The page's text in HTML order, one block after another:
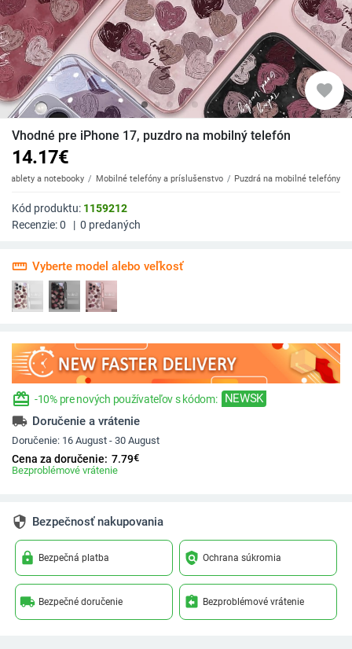
favorite
Vhodné pre iPhone 17, puzdro na mobilný telefón
14.17€
tablety a notebooky Mobilné telefóny a príslušenstvo Puzdrá na mobilné telefóny
Kód produktu: 1159212
Recenzie:0 | 0 predaných
straighten Vyberte model alebo veľkosť
redeem -10% pre nových používateľov s kódom: NEWSK
local_shipping Doručenie a vrátenie
Doručenie: 16 August - 30 August
Cena za doručenie: 7.79€
Bezproblémové vrátenie
security Bezpečnosť nakupovania
lock Bezpečná platba policy Ochrana súkromia
local_shipping Bezpečné doručenie assignment_return Bezproblémové vrátenie